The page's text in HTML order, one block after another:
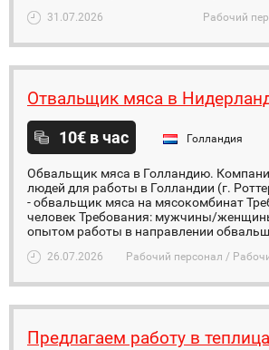
31.07.2026 Рабочий
Отвальщик мяса в
10€ в час Голландия
Обвальщик мяса в Голландию.
людей для работы в Голландии (г.
- обвальщик мяса на мясокомбинат
человек Требования: мужчины/
опытом работы в направлении
26.07.2026 Рабочий персонал /
Предлагаем работу в